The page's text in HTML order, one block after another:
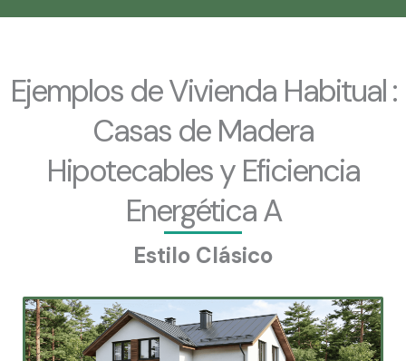
Ejemplos de Vivienda Habitual :
Casas de Madera
Hipotecables y Eficiencia
Energética A
Estilo Clásico